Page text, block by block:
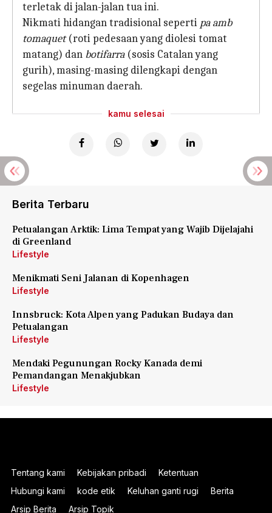
terletak di jalan-jalan tua ini.
Nikmati hidangan tradisional seperti pa amb
tomaquet(roti pedesaan yang diolesi tomat
matang) dan botifarra(sosis Catalan yang
gurih), masing-masing dilengkapi dengan
segelas minuman daerah.
kamu selesai
Berita Terbaru
Petualangan Arktik: Lima Tempat yang Wajib Dijelajahi
di Greenland
Lifestyle
Menikmati Seni Jalanan di Kopenhagen
Lifestyle
Innsbruck: Kota Alpen yang Padukan Budaya dan
Petualangan
Lifestyle
Mendaki Pegunungan Rocky Kanada demi
Pemandangan Menakjubkan
Lifestyle
Tentang kami Kebijakan pribadi
Ketentuan
Hubungi kami
kode etik Keluhan ganti rugi
Berita
Arsip Berita
Arsip Topik